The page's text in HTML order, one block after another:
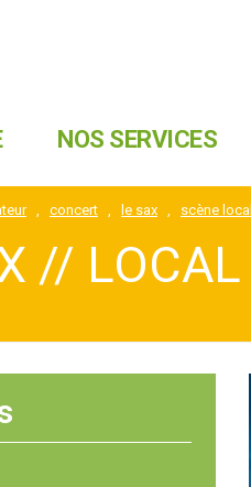
NOS SERVICES
, concert , le sax , scène
// LOCAL